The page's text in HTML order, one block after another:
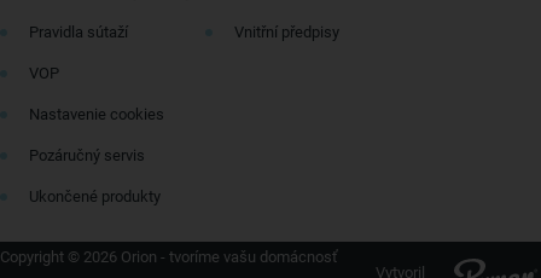
Pravidla sútaží
VOP
Nastavenie cookies
Pozáručný servis
Ukončené produkty
Vnitřní předpisy
Copyright © 2026 Orion - tvoríme vašu domácnosť
Vytvoril